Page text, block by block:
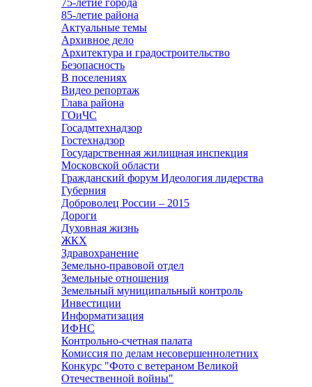
75-летие города
85-летие района
Актуальные темы
Архивное дело
Архитектура и градостроительство
Безопасность
В поселениях
Видео репортаж
Глава района
ГОиЧС
Госадмтехнадзор
Гостехнадзор
Государственная жилищная инспекция
Московской области
Гражданский форум Идеология лидерства
Губерния
Доброволец России – 2015
Дороги
Духовная жизнь
ЖКХ
Здравохранение
Земельно-правовой отдел
Земельные отношения
Земельный муниципальный контроль
Инвестиции
Информатизация
ИФНС
Контрольно-счетная палата
Комиссия по делам несовершеннолетних
Конкурс "Фото с ветераном Великой
Отечественной войны"